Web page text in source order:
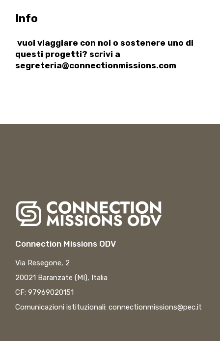
Info
vuoi viaggiare con noi o sostenere uno di
questi progetti? scrivi a
segreteria@connectionmissions.com
Connection Missions ODV
Via Resegone, 2
20021 Baranzate (MI), Italia
CF: 97969020151
Comunicazioni istituzionali:connectionmissions@pec.it